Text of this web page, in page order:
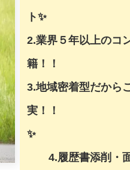
ト✨
2.業界５年以上のコ
籍！！
3.地域密着型だから
実！！
4.履歴書添削・面